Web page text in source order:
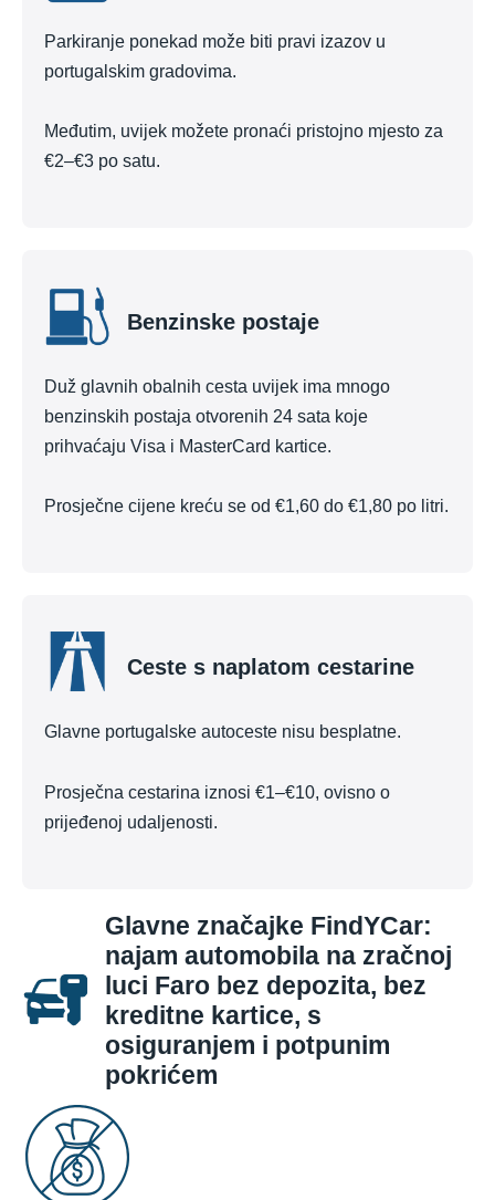
Parkiranje ponekad može biti pravi izazov u
portugalskim gradovima.
Međutim, uvijek možete pronaći pristojno mjesto za
€2–€3 po satu.
Benzinske postaje
Duž glavnih obalnih cesta uvijek ima mnogo
benzinskih postaja otvorenih 24 sata koje
prihvaćaju Visa i MasterCard kartice.
Prosječne cijene kreću se od €1,60 do €1,80 po litri.
Ceste s naplatom cestarine
Glavne portugalske autoceste nisu besplatne.
Prosječna cestarina iznosi €1–€10, ovisno o
prijeđenoj udaljenosti.
Glavne značajke FindYCar:
najam automobila na zračnoj
luci Faro bez depozita, bez
kreditne kartice, s
osiguranjem i potpunim
pokrićem